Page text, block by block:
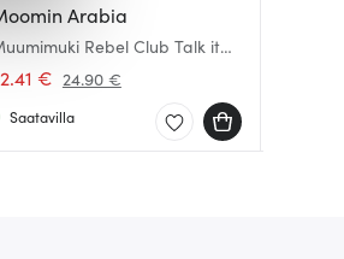
joita
Arabia
Rebel Club Talk it
Out 40 cl
€ 24.90 €
Saatavilla